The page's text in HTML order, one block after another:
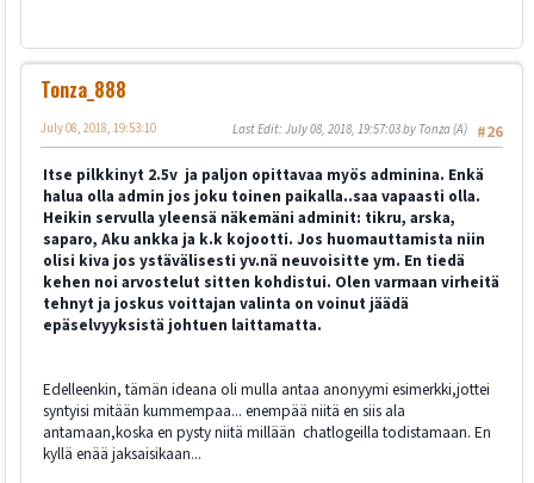
Tonza_888
#26
July 08, 2018, 19:53:10 Last Edit: July 08, 2018, 19:57:03 by Tonza (A)
Itse pilkkinyt 2.5v ja paljon opittavaa myös adminina. Enkä
halua olla admin jos joku toinen paikalla..saa vapaasti olla.
Heikin servulla yleensä näkemäni adminit: tikru, arska,
saparo, Aku ankka ja k.k kojootti. Jos huomauttamista niin
olisi kiva jos ystävälisesti yv.nä neuvoisitte ym. En tiedä
kehen noi arvostelut sitten kohdistui. Olen varmaan virheitä
tehnyt ja joskus voittajan valinta on voinut jäädä
epäselvyyksistä johtuen laittamatta.
Edelleenkin, tämän ideana oli mulla antaa anonyymi esimerkki,jottei
syntyisi mitään kummempaa... enempää niitä en siis ala
antamaan,koska en pysty niitä millään chatlogeilla todistamaan. En
kyllä enää jaksaisikaan...